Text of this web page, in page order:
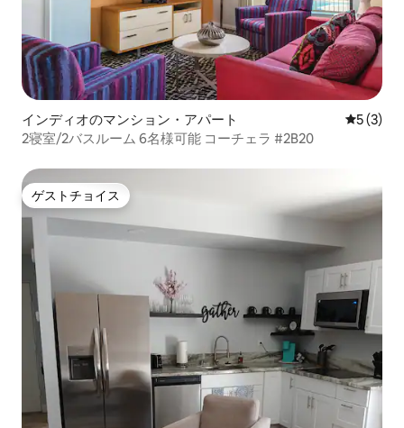
インディオのマンション・アパート レビュー
5 (3)
2寝室/2バスルーム 6名様可能 コーチェラ #2B20
ゲストチョイス
ゲストチョイス